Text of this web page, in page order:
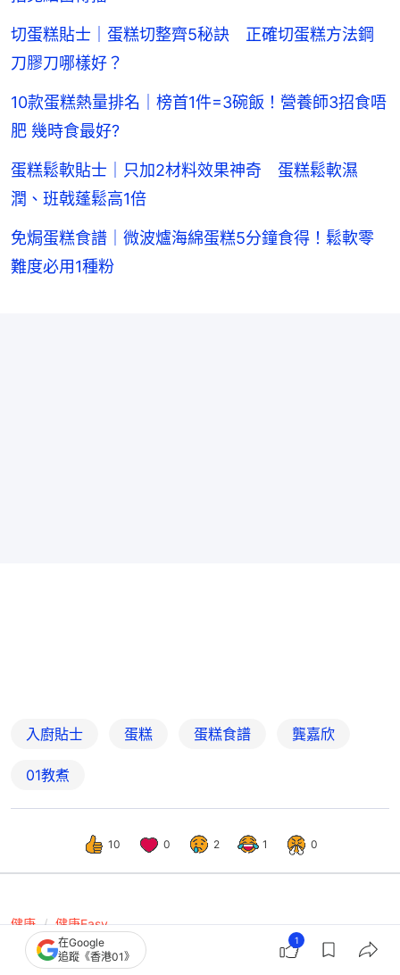
切蛋糕貼士｜蛋糕切整齊5秘訣 正確切蛋糕方法鋼
刀膠刀哪樣好？
10款蛋糕熱量排名｜榜首1件=3碗飯！營養師3招食唔
肥 幾時食最好?
蛋糕鬆軟貼士｜只加2材料效果神奇 蛋糕鬆軟濕
潤、班戟蓬鬆高1倍
免焗蛋糕食譜｜微波爐海綿蛋糕5分鐘食得！鬆軟零
難度必用1種粉
入廚貼士 蛋糕 蛋糕食譜 龔嘉欣
01教煮
10 0 2 1 0
健康 健康Easy
健康飲食｜香蕉是甜蜜陷阱還是健康夥
在Google
追蹤《香港01》
1